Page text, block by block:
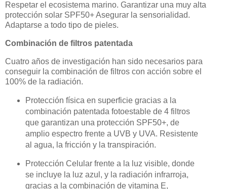
Respetar el ecosistema marino. Garantizar una muy alta
protección solar SPF50+ Asegurar la sensorialidad.
Adaptarse a todo tipo de pieles.
Combinación de filtros patentada
Cuatro años de investigación han sido necesarios para
conseguir la combinación de filtros con acción sobre el
100% de la radiación.
Protección física en superficie gracias a la
combinación patentada fotoestable de 4 filtros
que garantizan una protección SPF50+, de
amplio espectro frente a UVB y UVA. Resistente
al agua, la fricción y la transpiración.
Protección Celular frente a la luz visible, donde
se incluye la luz azul, y la radiación infrarroja,
gracias a la combinación de vitamina E,